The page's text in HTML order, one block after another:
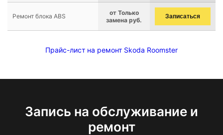
Ремонт блока ABS
от Только
замена руб.
Записаться
Прайс-лист на ремонт Skoda Roomster
Запись на обслуживание и
ремонт